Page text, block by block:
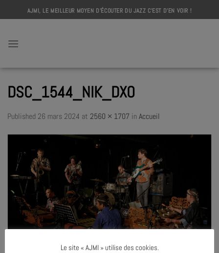
to
AJMI, LE MEILLEUR MOYEN D'ÉCOUTER DU JAZZ C'EST D'EN VOIR !
DSC_1544_NIK_DXO
Published 26 mars 2024 at 2560 × 1707 in Accueil
Le site « AJMI » utilise des cookies.